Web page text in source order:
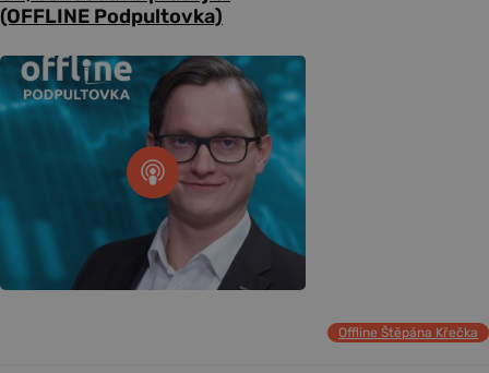
(OFFLINE Podpultovka)
Offline Štěpána Křečka